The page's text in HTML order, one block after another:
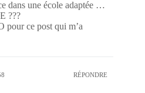
dans une école adaptée …
???
pour ce post qui m’a
RÉPONDRE